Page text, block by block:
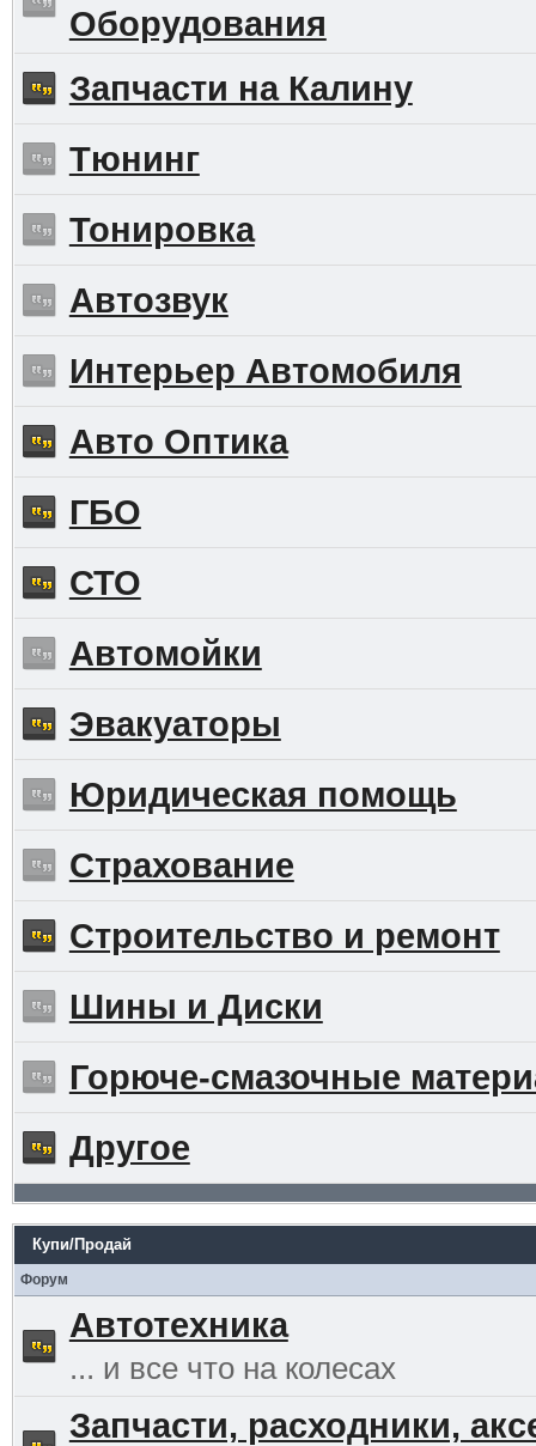
Оборудования
Запчасти на Калину
Тюнинг
Тонировка
Автозвук
Интерьер Автомобиля
Авто Оптика
ГБО
СТО
Автомойки
Эвакуаторы
Юридическая помощь
Страхование
Строительство и ремонт
Шины и Диски
Горюче-смазочные
Другое
Купи/Продай
Форум
Автотехника
... и все что на колесах
Запчасти, расходники,